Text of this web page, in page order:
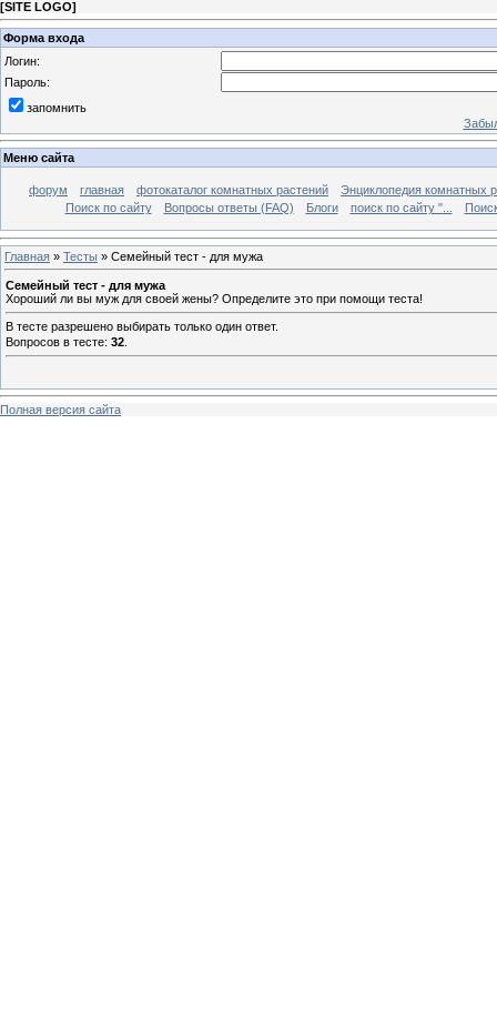
[SITE LOGO]
Форма входа
Логин:
Пароль:
запомнить
Меню сайта
форум главная фотокаталог комнатных растений
Энциклопедия комнатных
Поиск по сайту
Вопросы ответы (FAQ) Блоги поиск по сайту "...
Главная » Тесты » Семейный тест - для мужа
Семейный тест - для мужа
Хороший ли вы муж для своей жены? Определите это при помощи теста!
В тесте разрешено выбирать только один ответ.
Вопросов в тесте: 32
Полная версия сайта